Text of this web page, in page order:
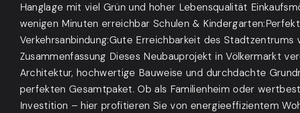
Hanglage mit viel Grün und hoher Lebensqualität
wenigen Minuten erreichbar Schulen &
Verkehrsanbindung:Gute Erreichbarkeit des Stadtzentrums
Zusammenfassung Dieses Neubauprojekt in Völkermarkt
Architektur, hochwertige Bauweise und durchdachte
perfekten Gesamtpaket. Ob als Familienheim oder
Investition – hier profitieren Sie von energieeffizientem